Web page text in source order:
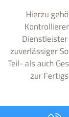
Hierzu
zuverlässiger
Teil- als auch
zur